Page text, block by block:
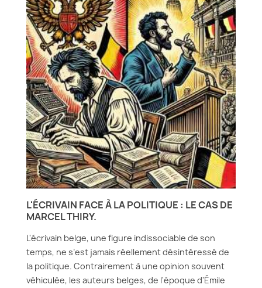
L'ÉCRIVAIN FACE À LA POLITIQUE : LE CAS DE
MARCEL THIRY.
L'écrivain belge, une figure indissociable de son
temps, ne s’est jamais réellement désintéressé de
la politique. Contrairement à une opinion souvent
véhiculée, les auteurs belges, de l'époque d'Émile